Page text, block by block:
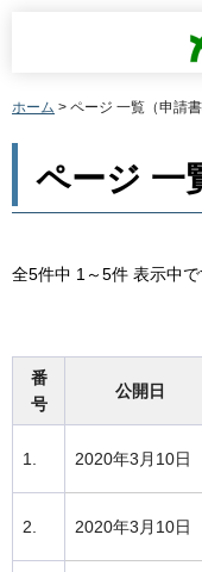
ホーム > ページ 一覧（申請書
ページ 一
全5件中 1～5件 表示中で
番
号
公開日
1. 2020年3月10日
2. 2020年3月10日